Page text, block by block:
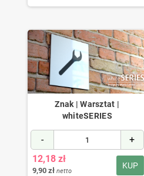
Znak | Warsztat |
whiteSERIES
- +
KUP
12,18 zł
9,90 zł netto